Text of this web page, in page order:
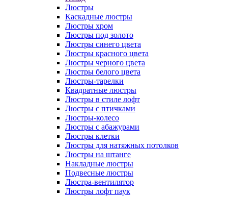
Люстры
Каскадные люстры
Люстры хром
Люстры под золото
Люстры синего цвета
Люстры красного цвета
Люстры черного цвета
Люстры белого цвета
Люстры-тарелки
Квадратные люстры
Люстры в стиле лофт
Люстры с птичками
Люстры-колесо
Люстры с абажурами
Люстры клетки
Люстры для натяжных потолков
Люстры на штанге
Накладные люстры
Подвесные люстры
Люстра-вентилятор
Люстры лофт паук